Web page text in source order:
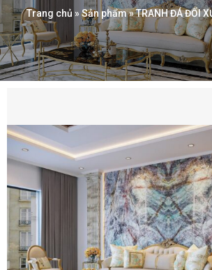
Trang chủ »Sản phẩm»TRANH ĐÁ ĐỐI